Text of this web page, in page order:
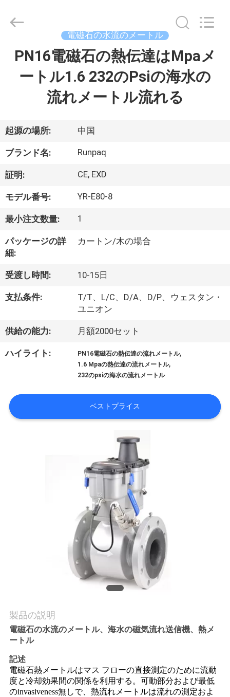
ダ
ク
ト
私
に
つ
い
工
行
絡
し
な
さ
2026
Shanghai
Reserved.
電磁石の水流のメートル
PN16電磁石の熱伝達はMpaメ
ートル1.6 232のPsiの海水の
流れメートル流れる
起源の場所: 中国
ブランド名: Runpaq
証明: CE, EXD
モデル番号: YR-E80-8
最小注文数量: 1
パッケージの詳
細:
カートン/木の場合
受渡し時間: 10-15日
支払条件:
T/T、L/C、D/A、D/P、ウェスタン・
ユニオン
供給の能力: 月額2000セット
ハイライト: PN16電磁石の熱伝達の流れメートル,
1.6 Mpaの熱伝達の流れメートル,
232のpsiの海水の流れメートル
ベストプライス
製品の説明
電磁石の水流のメートル、海水の磁気流れ送信機、熱メ
ートル
記述
電磁石熱メートルはマス フローの直接測定のために流動
度と冷却効果間の関係を利用する。可動部分および最低
のinvasiveness無しで、熱流れメートルは流れの測定およ